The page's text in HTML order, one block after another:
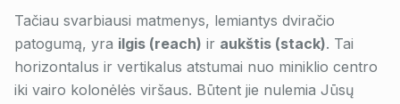
Tačiau svarbiausi matmenys, lemiantys dviračio
patogumą, yra ilgis (reach) ir aukštis (stack). Tai
horizontalus ir vertikalus atstumai nuo miniklio centro
iki vairo kolonėlės viršaus. Būtent jie nulemia Jūsų